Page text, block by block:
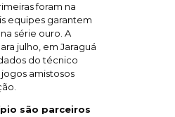
foram na
equipes garantem
série ouro. A
julho, em Jaraguá
do técnico
amistosos
são parceiros